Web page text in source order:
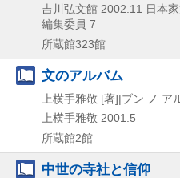
吉川弘文館 2002.11 日本
編集委員 7
所蔵館323館
文のアルバム
上横手雅敬 [著]|ブン ノ ア
上横手雅敬 2001.5
所蔵館2館
中世の寺社と信仰